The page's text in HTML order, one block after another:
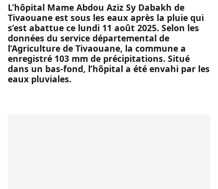
L’hôpital Mame Abdou Aziz Sy Dabakh de
Tivaouane est sous les eaux après la pluie qui
s’est abattue ce lundi 11 août 2025. Selon les
données du service départemental de
l’Agriculture de Tivaouane, la commune a
enregistré 103 mm de précipitations. Situé
dans un bas-fond, l’hôpital a été envahi par les
eaux pluviales.